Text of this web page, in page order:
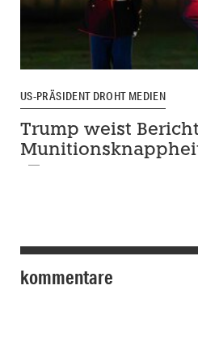
US-PRÄSIDENT DROHT MEDIEN
Trump weist
kommentare